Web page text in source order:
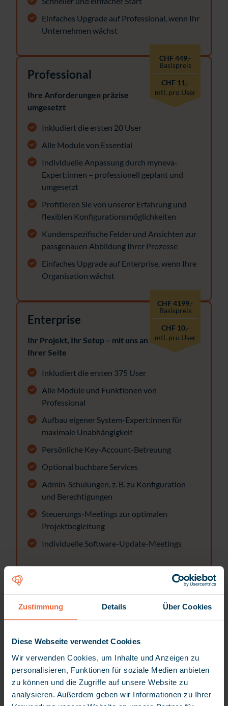
Zustimmung Details Über Cookies
Diese Webseite verwendet Cookies
Wir verwenden Cookies, um Inhalte und Anzeigen zu
personalisieren, Funktionen für soziale Medien anbieten
zu können und die Zugriffe auf unsere Website zu
analysieren. Außerdem geben wir Informationen zu Ihrer
Einfaches Upgrade auf Professional, wenn Ihr
Unternehmen wächst
Professional
Ihre Anforderungen präzise
umgesetzt
CHF 449,-
Basispreis
CHF 11,-
mtl. pro User
Inkludiert die ersten 20 User
Alle Module von Essential
Individuelle Anpassung durch myneva-
Expert:innen – professionell geplant und
umgesetzt
Profitieren Sie von unserer Erfahrung und
flexiblen Konfigurationsmöglichkeiten
Kundenspezifische Felder und Ansichten zur
passgenauen Abbildung Ihrer Prozesse
Einfaches Upgrade auf Enterprise, wenn Ihre
Organisation wächst
Enterprise
Ihr Projekt, Ihr Setup – mit uns an
Ihrer Seite
CHF 4199,-
Basispreis
CHF 10,-
mtl. pro User
Inkludiert die ersten 375 User
Alle Module und Funktionen von
Professional
Aufbau eigener System-Expert:innen für
maximale Unabhängigkeit
Persönliche Key-Account-Betreuung
Optional buchbare Services
Admin-Schulungen, z. B. zu Konfiguration
und Berechtigungen
Steuerungs-Meetings zur optimalen
Projektbegleitung
Individuelle Software-Update-Meetings